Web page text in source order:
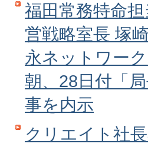
福田常務特命
営戦略室長 塚
永ネットワー
朝、28日付「
事を内示
クリエイト社